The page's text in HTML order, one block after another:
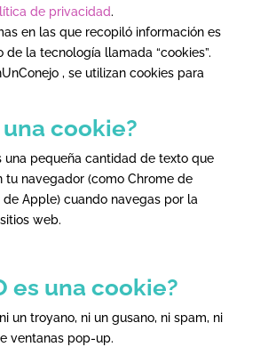
de privacidad.
en las que recopiló información es
de la tecnología llamada “cookies”.
, se utilizan cookies para
una cookie?
una pequeña cantidad de texto que
tu navegador (como Chrome de
de Apple) cuando navegas por la
web.
es una cookie?
un troyano, ni un gusano, ni spam, ni
ventanas pop-up.